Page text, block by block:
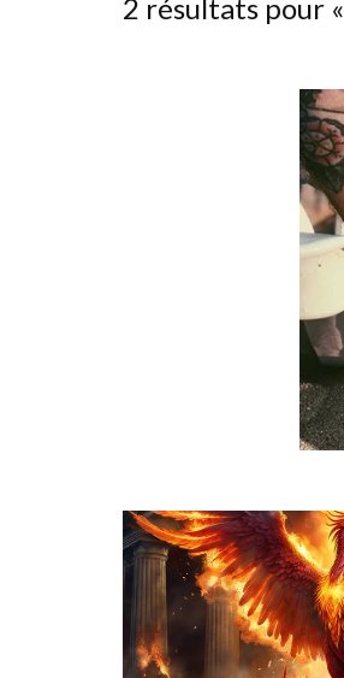
2 résultats pour «